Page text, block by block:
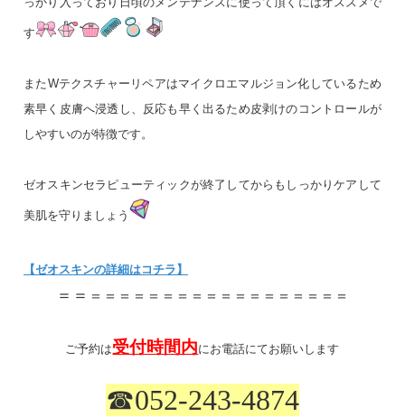
す
またWテクスチャーリペアはマイクロエマルジョン化しているため
素早く皮膚へ浸透し、反応も早く出るため皮剥けのコントロールが
しやすいのが特徴です。
ゼオスキンセラピューティックが終了してからもしっかりケアして
美肌を守りましょう
【ゼオスキンの詳細はコチラ】
＝＝ ＝＝＝＝＝＝＝＝＝＝＝＝＝＝＝＝＝＝
ご予約は受付時間内にお電話にてお願いします
☎052-243-4874